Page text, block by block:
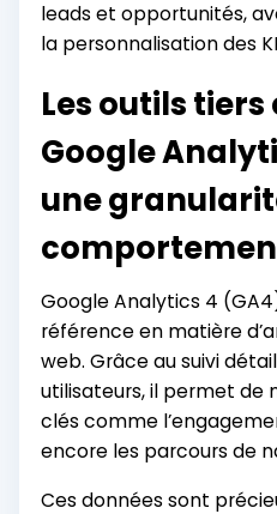
leads et opportunités,
la personnalisation des
Les outils
Google
une
Google Analytics 4
référence en matière
web. Grâce au suivi
utilisateurs, il permet de
clés comme
encore les parcours de
Ces données sont